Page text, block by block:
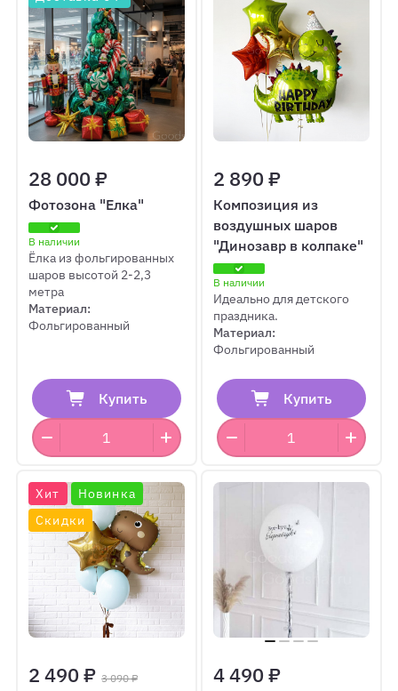
28 000 ₽
Фотозона "Елка"
В наличии
Ёлка из фольгированных
шаров высотой 2-2,3
метра
Материал:
Фольгированный
Купить
2 890 ₽
Композиция из
воздушных шаров
"Динозавр в колпаке"
В наличии
Идеально для детского
праздника.
Материал:
Фольгированный
Купить
Хит
Новинка
Скидки
2 490 ₽ 3 090 ₽ 4 490 ₽